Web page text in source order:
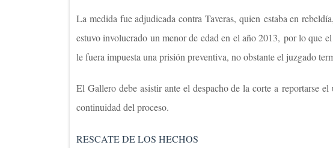
La medida fue adjudicada contra Taveras, quien estaba en
estuvo involucrado un menor de edad en el año 2013, por lo que
le fuera impuesta una prisión preventiva, no obstante el juzgado
El Gallero debe asistir ante el despacho de la corte areportarse
continuidad del proceso.
RESCATE DE LOS HECHOS